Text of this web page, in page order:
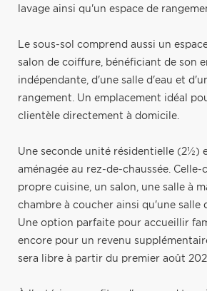
lavage ainsi qu'un espace de
Le sous-sol comprend aussi un
salon de coiffure, bénéficiant de son
indépendante, d'une salle d'eau et
rangement. Un emplacement idéal
clientèle directement à domicile.
Une seconde unité résidentielle (2½)
aménagée au rez-de-chaussée. Celle-
propre cuisine, un salon, une salle à
chambre à coucher ainsi qu'une salle
Une option parfaite pour accueillir
encore pour un revenu
sera libre à partir du premier août